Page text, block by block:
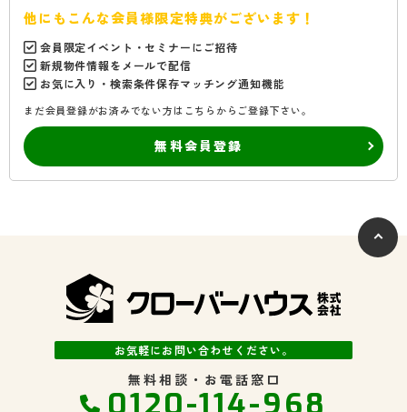
他にもこんな会員様限定特典がございます！
会員限定イベント・セミナーにご招待
新規物件情報をメールで配信
お気に入り・検索条件保存マッチング通知機能
まだ会員登録がお済みでない方はこちらからご登録下さい。
無料会員登録
お気軽にお問い合わせください。
無料相談・お電話窓口